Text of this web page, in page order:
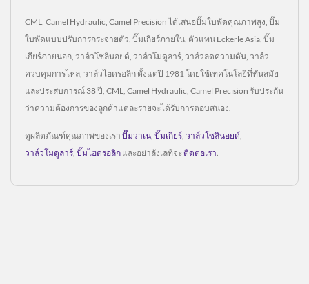
CML, Camel Hydraulic, Camel Precision ได้เสนอปั๊มใบพัดคุณภาพสูง, ปั๊ม
ใบพัดแบบปรับการกระจายตัว, ปั๊มเกียร์ภายใน, ตัวแทน Eckerle Asia, ปั๊ม
เกียร์ภายนอก, วาล์วโซลินอยด์, วาล์วโมดูลาร์, วาล์วลดความดัน, วาล์ว
ควบคุมการไหล, วาล์วไฮดรอลิก ตั้งแต่ปี 1981 โดยใช้เทคโนโลยีที่ทันสมัย
และประสบการณ์ 38 ปี, CML, Camel Hydraulic, Camel Precision รับประกัน
ว่าความต้องการของลูกค้าแต่ละรายจะได้รับการตอบสนอง.
ดูผลิตภัณฑ์คุณภาพของเรา ปั๊มวาเน่ ปั๊มเกียร์ วาล์วโซลินอยด์
วาล์วโมดูลาร์ ปั๊มไฮดรอลิก และอย่าลังเลที่จะ ติดต่อเรา